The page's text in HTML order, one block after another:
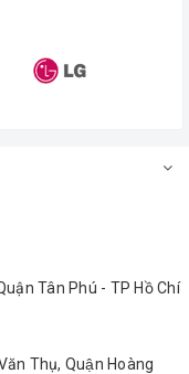
chống
nướng an
cháy và
dùng
Tân Phú - TP Hồ Chí
Thụ, Quận Hoàng